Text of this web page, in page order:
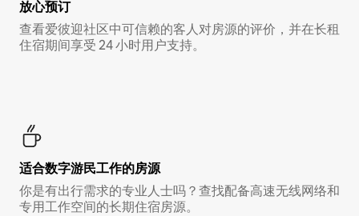
放心预订
查看爱彼迎社区中可信赖的客人对房源的评价，并在长租
住宿期间享受 24 小时用户支持。
适合数字游民工作的房源
你是有出行需求的专业人士吗？查找配备高速无线网络和
专用工作空间的长期住宿房源。